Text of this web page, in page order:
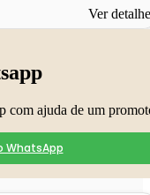
Ver
com ajuda de um
WhatsApp